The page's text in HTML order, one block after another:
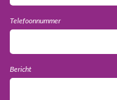
Telefoonnummer
Bericht